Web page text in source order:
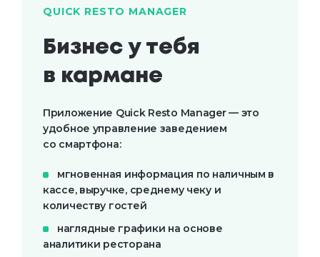
QUICK RESTO MANAGER
Бизнес у тебя
в кармане
Приложение Quick Resto Manager — это
удобное управление заведением
со смартфона:
мгновенная информация по наличным в
кассе, выручке, среднему чеку и
количеству гостей
наглядные графики на основе
аналитики ресторана